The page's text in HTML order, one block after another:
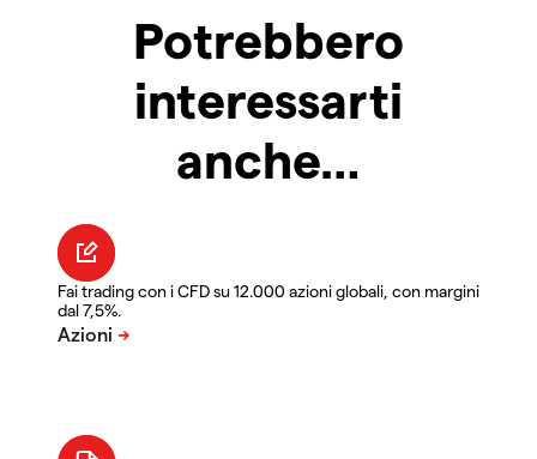
Potrebbero
interessarti
anche…
Fai trading con i CFD su 12.000 azioni globali, con margini
dal 7,5%.